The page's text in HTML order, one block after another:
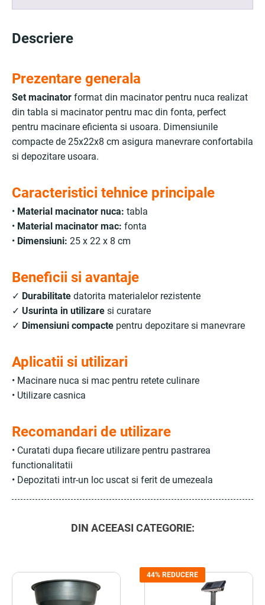
Descriere
Prezentare generala
Set macinator format din macinator pentru nuca realizat
din tabla si macinator pentru mac din fonta, perfect
pentru macinare eficienta si usoara. Dimensiunile
compacte de 25x22x8 cm asigura manevrare confortabila
si depozitare usoara.
Caracteristici tehnice principale
• Material macinator nuca: tabla
• Material macinator mac: fonta
• Dimensiuni: 25 x 22 x 8 cm
Beneficii si avantaje
✓ Durabilitate datorita materialelor rezistente
✓ Usurinta in utilizare si curatare
✓ Dimensiuni compacte pentru depozitare si manevrare
Aplicatii si utilizari
• Macinare nuca si mac pentru retete culinare
• Utilizare casnica
Recomandari de utilizare
• Curatati dupa fiecare utilizare pentru pastrarea
functionalitatii
• Depozitati intr-un loc uscat si ferit de umezeala
DIN ACEEASI CATEGORIE:
44% REDUCERE